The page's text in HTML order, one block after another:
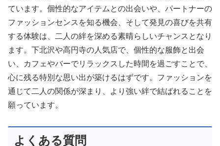
ています。個性的なアイテムとの出会いや、パートナーの
ファッションセンスを知る機会、そして発見の喜びを共有
する体験は、二人の絆を深める素晴らしいチャンスとなり
ます。下北沢や高円寺の人気店で、個性的な服飾と出会
い、カフェやバーでリラックスした時間を過ごすことで、
心に残る特別な思い出が築けるはずです。ファッションを
通じて二人の関係が深まり、より強い絆で結ばれることを
願っています。
よくある質問